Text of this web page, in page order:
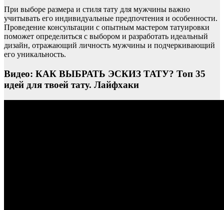
При выборе размера и стиля тату для мужчины важно
учитывать его индивидуальные предпочтения и особенности.
Проведение консультации с опытным мастером татуировки
поможет определиться с выбором и разработать идеальный
дизайн, отражающий личность мужчины и подчеркивающий
его уникальность.
Видео: КАК ВЫБРАТЬ ЭСКИЗ ТАТУ? Топ 35
идей для твоей тату. Лайфхаки